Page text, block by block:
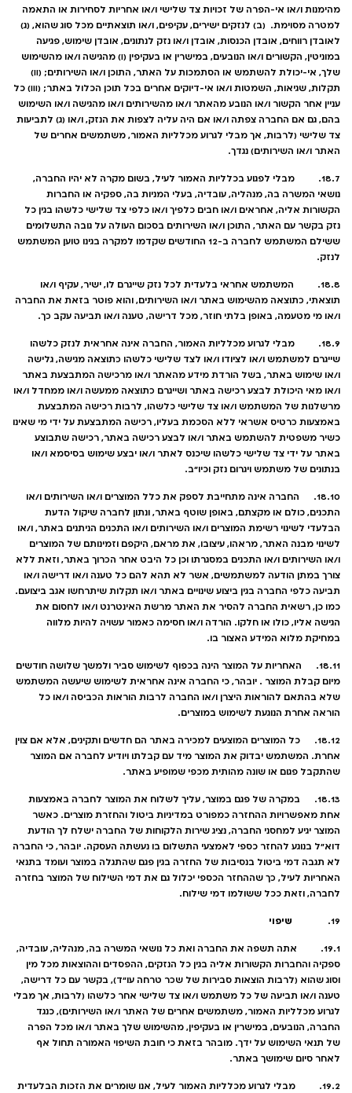
מהימנות ו/או אי-הפרה של זכויות צד שלישי ו/או אחריות לסחירות או התאמה
למטרה מסוימת. (ב) לנזקים ישירים, עקיפים, ו/או תוצאתיים מכל סוג שהוא, (ג)
לאובדן רווחים, אובדן הכנסות, אובדן ו/או נזק לנתונים, אובדן שימוש, פגיעה
במוניטין, הקשורים ו/או הנובעים, במישרין או בעקיפין (I) מהגישה ו/או מהשימוש
שלך, אי-יכולת להשתמש או הסתמכות על האתר, התוכן ו/או השירותים; (II)
תקלות, שגיאות, השמטות ו/או אי-דיוקים אחרים בכל תוכן הכלול באתר; (III) כל
עניין אחר הקשור ו/או הנובע מהאתר ו/או מהשירותים ו/או מהגישה ו/או השימוש
בהם, גם אם החברה צפתה ו/או אם היה עליה לצפות את הנזק, ו/או (ג) לתביעות
צד שלישי (לרבות, אך מבלי לגרוע מכלליות האמור, משתמשים אחרים של
האתר ו/או השירותים) נגדך.
18.7. מבלי לפגוע בכלליות האמור לעיל, בשום מקרה לא יהיו החברה,
נושאי המשרה בה, מנהליה, עובדיה, בעלי המניות בה, ספקיה או החברות
הקשורות אליה, אחראים ו/או חבים כלפיך ו/או כלפי צד שלישי כלשהו בגין כל
נזק בקשר עם האתר, התוכן ו/או השירותים בסכום העולה על גובה התשלומים
ששילם המשתמש לחברה ב-12 החודשים שקדמו למקרה בגינו טוען המשתמש
לנזק.
18.8. המשתמש אחראי בלעדית לכל נזק שייגרם לו, ישיר, עקיף ו/או
תוצאתי, כתוצאה מהשימוש באתר ו/או השירותים, והוא פוטר בזאת את החברה
ו/או מי מטעמה, באופן בלתי חוזר, מכל דרישה, טענה ו/או תביעה עקב כך.
18.9. מבלי לגרוע מכלליות האמור, החברה אינה אחראית לנזק כלשהו
שייגרם למשתמש ו/או לציודו ו/או לצד שלישי כלשהו כתוצאה מגישה, גלישה
ו/או שימוש באתר, בשל הורדת מידע מהאתר ו/או מרכישה המתבצעת באתר
ו/או מאי היכולת לבצע רכישה באתר ושייגרם כתוצאה ממעשה ו/או ממחדל ו/או
מרשלנות של המשתמש ו/או צד שלישי כלשהו, לרבות רכישה המתבצעת
באמצעות כרטיס אשראי ללא הסכמת בעליו, רכישה המתבצעת על ידי מי שאינו
כשיר משפטית להשתמש באתר ו/או לבצע רכישה באתר, רכישה שתבוצע
באתר על ידי צד שלישי כלשהו שיכנס לאתר ו/או יבצע שימוש בסיסמא ו/או
בנתונים של משתמש ויגרום נזק וכיו"ב.
18.10. החברה אינה מתחייבת לספק את כלל המוצרים ו/או השירותים ו/או
התכנים, כולם או מקצתם, באופן שוטף באתר, ונתון לחברה שיקול הדעת
הבלעדי לשינוי רשימת המוצרים ו/או השירותים ו/או התכנים הניתנים באתר, ו/או
לשינוי מבנה האתר, מראהו, עיצובו, את מראם, היקפם וזמינותם של המוצרים
ו/או השירותים ו/או התכנים במסגרתו וכן כל היבט אחר הכרוך באתר, וזאת ללא
צורך במתן הודעה למשתמשים, אשר לא תהא להם כל טענה ו/או דרישה ו/או
תביעה כלפי החברה בגין ביצוע שינויים באתר ו/או תקלות שיתרחשו אגב ביצועם.
כמו כן, רשאית החברה להסיר את האתר מרשת האינטרנט ו/או לחסום את
הגישה אליו, כולו או חלקו. הורדה ו/או חסימה כאמור עשויה להיות מלווה
במחיקת מלוא המידע האצור בו.
18.11. האחריות על המוצר הינה בכפוף לשימוש סביר ולמשך שלושה חודשים
מיום קבלת המוצר . יובהר, כי החברה אינה אחראית לשימוש שיעשה המשתמש
שלא בהתאם להוראות היצרן ו/או החברה לרבות הוראות הכביסה ו/או כל
הוראה אחרת הנוגעת לשימוש במוצרים.
18.12. כל המוצרים המוצעים למכירה באתר הם חדשים ותקינים, אלא אם צוין
אחרת. המשתמש יבדוק את המוצר מיד עם קבלתו ויודיע לחברה אם המוצר
שהתקבל פגום או שונה מהותית מכפי שמופיע באתר.
18.13. במקרה של פגם במוצר, עליך לשלוח את המוצר לחברה באמצעות
אחת מאפשרויות ההחזרה כמפורט במדיניות ביטול והחזרת מוצרים. כאשר
המוצר יגיע למחסני החברה, נציג שירות הלקוחות של החברה ישלח לך הודעת
דוא"ל בנוגע להחזר כספי לאמצעי התשלום בו נעשתה העסקה. יובהר, כי החברה
לא תגבה דמי ביטול בנסיבות של החזרה בגין פגם שהתגלה במוצר ועומד בתנאי
האחריות לעיל, כך שההחזר הכספי יכלול גם את דמי השילוח של המוצר בחזרה
לחברה, וזאת ככל ששולמו דמי שילוח.
19. שיפוי
19.1. אתה תשפה את החברה ואת כל נושאי המשרה בה, מנהליה, עובדיה,
ספקיה והחברות הקשורות אליה בגין כל הנזקים, ההפסדים וההוצאות מכל מין
וסוג שהוא (לרבות הוצאות סבירות של שכר טרחה עו"ד), בקשר עם כל דרישה,
טענה ו/או תביעה של כל משתמש ו/או צד שלישי אחר כלשהו (לרבות, אך מבלי
לגרוע מכלליות האמור, משתמשים אחרים של האתר ו/או השירותים), כנגד
החברה, הנובעים, במישרין או בעקיפין, מהשימוש שלך באתר ו/או מכל הפרה
של תנאי השימוש על ידך. מובהר בזאת כי חובת השיפוי האמורה תחול אף
לאחר סיום שימושך באתר.
19.2. מבלי לגרוע מכלליות האמור לעיל, אנו שומרים את הזכות הבלעדית